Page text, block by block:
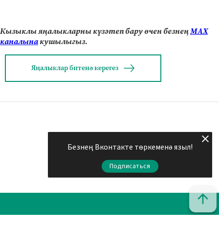
Кызыклы яңалыкларны күзәтеп бару өчен безнеңМАХ
каналынакушылыгыз.
Яңалыклар битенә керегез
Безнең Вконтакте төркеменә языл!
Подписаться